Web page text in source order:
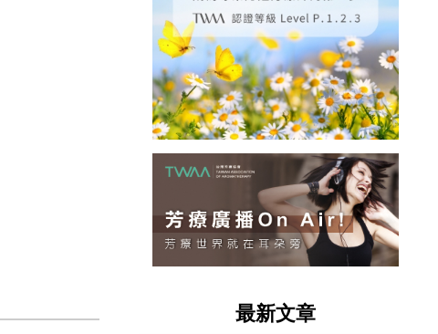
最新文章